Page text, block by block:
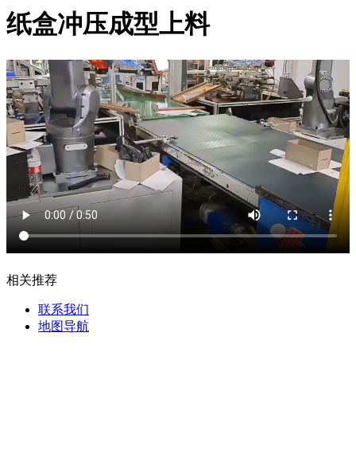
纸盒冲压成型上料
相关推荐
联系我们
地图导航